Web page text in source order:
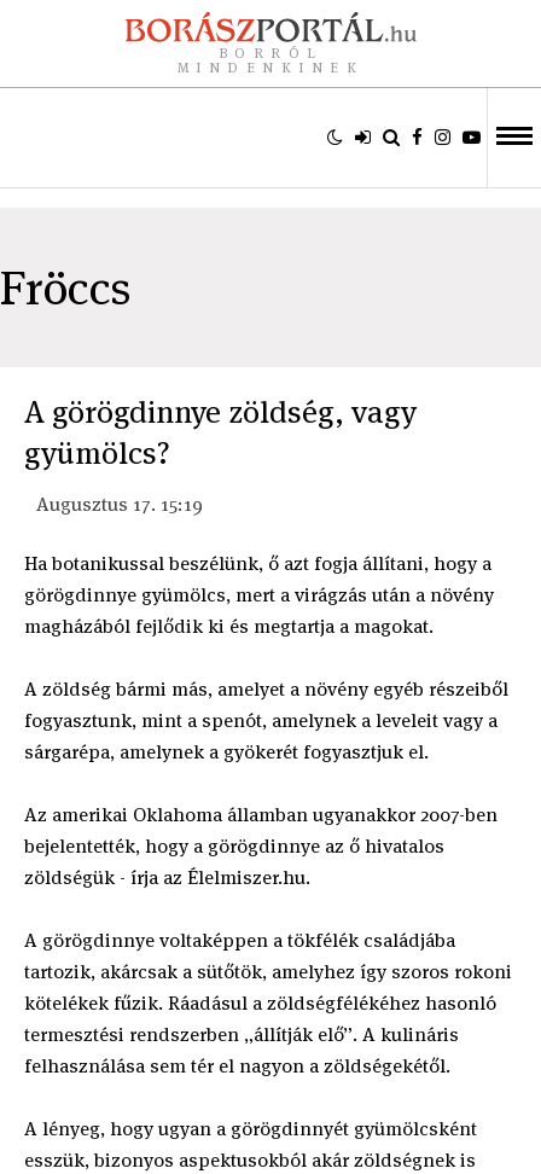
BORRÓL
MINDENKINEK
Fröccs
A görögdinnye zöldség, vagy
gyümölcs?
Augusztus 17. 15:19
Ha botanikussal beszélünk, ő azt fogja állítani, hogy a
görögdinnye gyümölcs, mert a virágzás után a növény
magházából fejlődik ki és megtartja a magokat.
A zöldség bármi más, amelyet a növény egyéb részeiből
fogyasztunk, mint a spenót, amelynek a leveleit vagy a
sárgarépa, amelynek a gyökerét fogyasztjuk el.
Az amerikai Oklahoma államban ugyanakkor 2007-ben
bejelentették, hogy a görögdinnye az ő hivatalos
zöldségük - írja az Élelmiszer.hu.
A görögdinnye voltaképpen a tökfélék családjába
tartozik, akárcsak a sütőtök, amelyhez így szoros rokoni
kötelékek fűzik. Ráadásul a zöldségfélékéhez hasonló
termesztési rendszerben „állítják elő”. A kulináris
felhasználása sem tér el nagyon a zöldségekétől.
A lényeg, hogy ugyan a görögdinnyét gyümölcsként
esszük, bizonyos aspektusokból akár zöldségnek is